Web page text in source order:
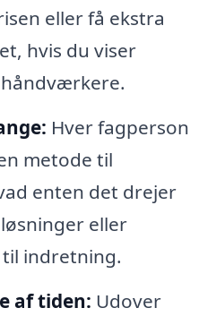
eller få ekstra
hvis du viser
Hver fagperson
metode til
enten det drejer
eller
indretning.
af tiden: Udover